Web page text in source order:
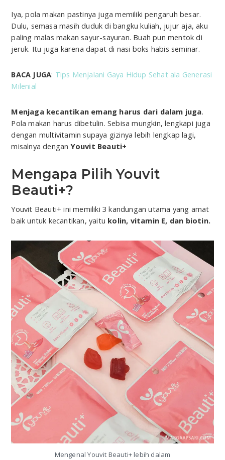
Iya, pola makan pastinya juga memiliki pengaruh besar.
Dulu, semasa masih duduk di bangku kuliah, jujur aja, aku
paling malas makan sayur-sayuran. Buah pun mentok di
jeruk. Itu juga karena dapat di nasi boks habis seminar.
BACA JUGA: Tips Menjalani Gaya Hidup Sehat ala Generasi
Milenial
Menjaga kecantikan emang harus dari dalam juga.
Pola makan harus dibetulin. Sebisa mungkin, lengkapi juga
dengan multivitamin supaya gizinya lebih lengkap lagi,
misalnya denganYouvit Beauti+
Mengapa Pilih Youvit
Beauti+?
Youvit Beauti+ ini memiliki 3 kandungan utama yang amat
baik untuk kecantikan, yaitu kolin, vitamin E, dan biotin.
Mengenal Youvit Beauti+ lebih dalam